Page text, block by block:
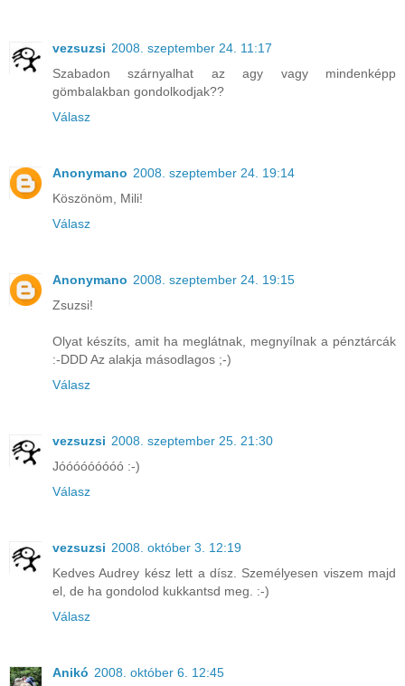
vezsuzsi 2008. szeptember 24. 11:17
Szabadon szárnyalhat az agy vagy mindenképp
gömbalakban gondolkodjak??
Válasz
Anonymano 2008. szeptember 24. 19:14
Köszönöm, Mili!
Válasz
Anonymano 2008. szeptember 24. 19:15
Zsuzsi!
Olyat készíts, amit ha meglátnak, megnyílnak a pénztárcák
:-DDD Az alakja másodlagos ;-)
Válasz
vezsuzsi 2008. szeptember 25. 21:30
Jóóóóóóóóó :-)
Válasz
vezsuzsi 2008. október 3. 12:19
Kedves Audrey kész lett a dísz. Személyesen viszem majd
el, de ha gondolod kukkantsd meg. :-)
Válasz
Anikó 2008. október 6. 12:45